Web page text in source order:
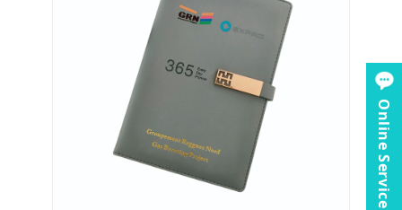
Online Service